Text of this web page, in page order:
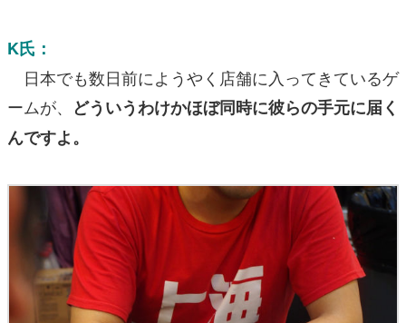
K氏：
日本でも数日前にようやく店舗に入ってきているゲ
ームが、
どういうわけかほぼ同時に彼らの手元に届く
んですよ。